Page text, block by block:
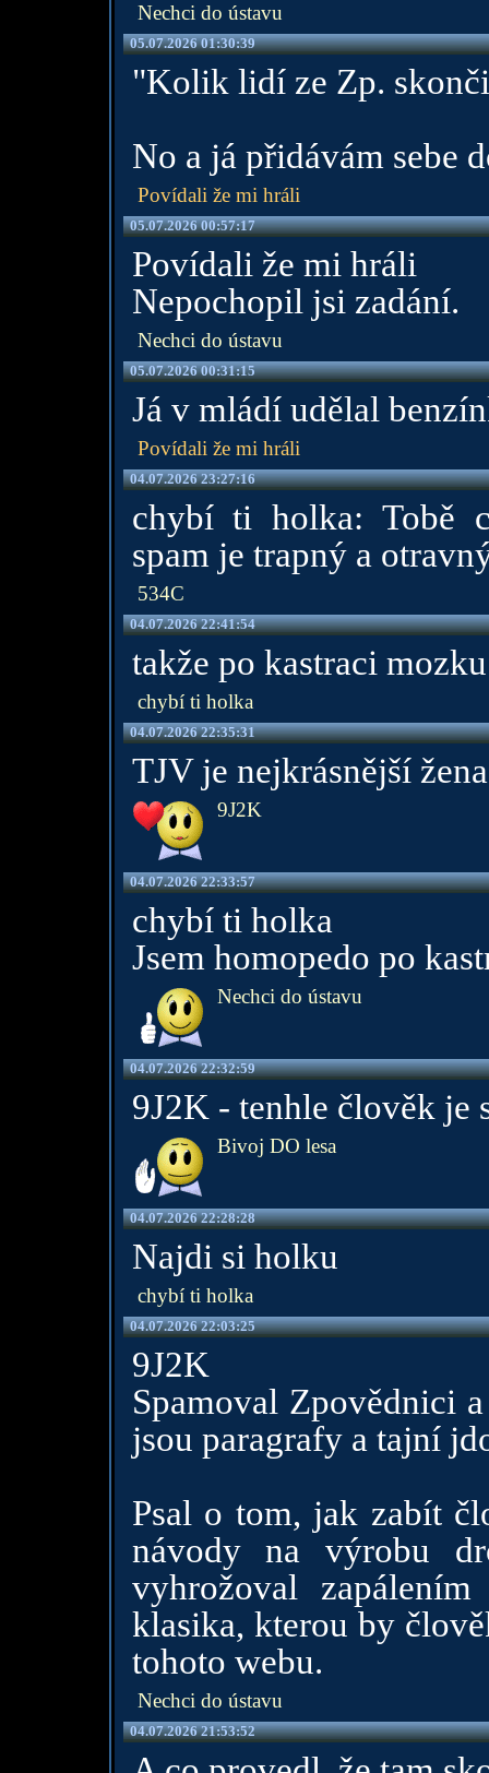
Nechci do ústavu
05.07.2026 01:30:39
"Kolik lidí ze Zp.
No a já přidávám sebe
Povídali že mi hráli
05.07.2026 00:57:17
Povídali že mi hráli
Nepochopil jsi zadání.
Nechci do ústavu
05.07.2026 00:31:15
Já v mládí udělal
Povídali že mi hráli
04.07.2026 23:27:16
chybí ti holka: Tobě
spam je trapný a
534C
04.07.2026 22:41:54
takže po kastraci mozku
chybí ti holka
04.07.2026 22:35:31
TJV je nejkrásnější
9J2K
04.07.2026 22:33:57
chybí ti holka
Jsem homopedo po
Nechci do ústavu
04.07.2026 22:32:59
9J2K - tenhle člověk je
Bivoj DO lesa
04.07.2026 22:28:28
Najdi si holku
chybí ti holka
04.07.2026 22:03:25
9J2K
Spamoval Zpovědnici
jsou paragrafy a tajní
Psal o tom, jak zabít
návody na výrobu
vyhrožoval
klasika, kterou by
tohoto webu.
Nechci do ústavu
04.07.2026 21:53:52